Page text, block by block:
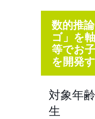
数的推
ゴ」を
等でお
を開発
対象年
生